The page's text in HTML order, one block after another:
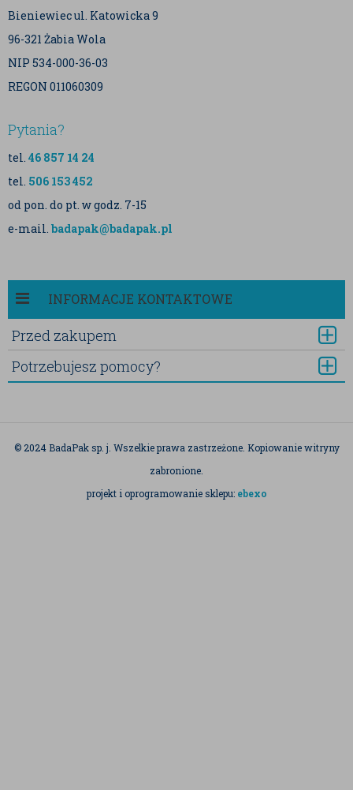
Bieniewiec ul. Katowicka 9
96-321 Żabia Wola
NIP 534-000-36-03
REGON 011060309
Pytania?
tel. 46 857 14 24
tel. 506 153 452
od pon. do pt. w godz. 7-15
e-mail. badapak@badapak.pl
INFORMACJE KONTAKTOWE
Przed zakupem
Potrzebujesz pomocy?
© 2024 BadaPak sp. j. Wszelkie prawa zastrzeżone. Kopiowanie witryny
zabronione.
projekt i oprogramowanie sklepu: ebexo